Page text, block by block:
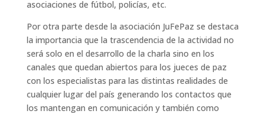
asociaciones de fútbol, policías, etc.
Por otra parte desde la asociación JuFePaz se destaca
la importancia que la trascendencia de la actividad no
será solo en el desarrollo de la charla sino en los
canales que quedan abiertos para los jueces de paz
con los especialistas para las distintas realidades de
cualquier lugar del país generando los contactos que
los mantengan en comunicación y también como